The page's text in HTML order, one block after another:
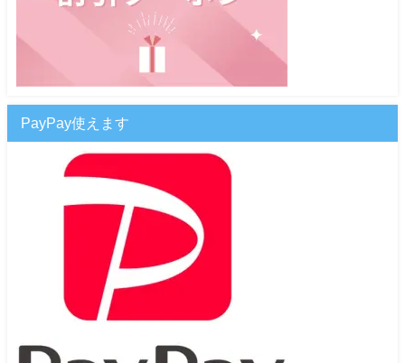
PayPay使えます